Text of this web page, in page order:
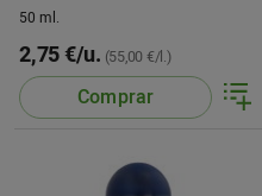
50 ml.
2,75 €/u. (55,00 €/l.)
Comprar